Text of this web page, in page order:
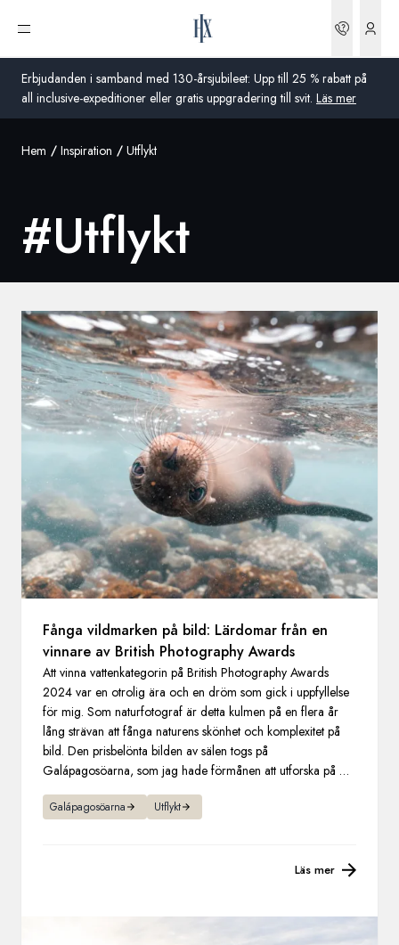
Erbjudanden i samband med 130-årsjubileet: Upp till 25 % rabatt på
all inclusive-expeditioner eller gratis uppgradering till svit. Läs mer
Öppna meny
Sverige
Storbritannien
Tyskland
Schweiz
Frankrike
Sverige
Norge
Global
Hem Inspiration Utflykt
#Utflykt
Fånga vildmarken på bild: Lärdomar från en
vinnare av British Photography Awards
Att vinna vattenkategorin på British Photography Awards
2024 var en otrolig ära och en dröm som gick i uppfyllelse
för mig. Som naturfotograf är detta kulmen på en flera år
lång strävan att fånga naturens skönhet och komplexitet på
bild. Den prisbelönta bilden av sälen togs på
Galápagosöarna, som jag hade förmånen att utforska på en
HX-expedition.
Galápagosöarna Utflykt
Läs mer